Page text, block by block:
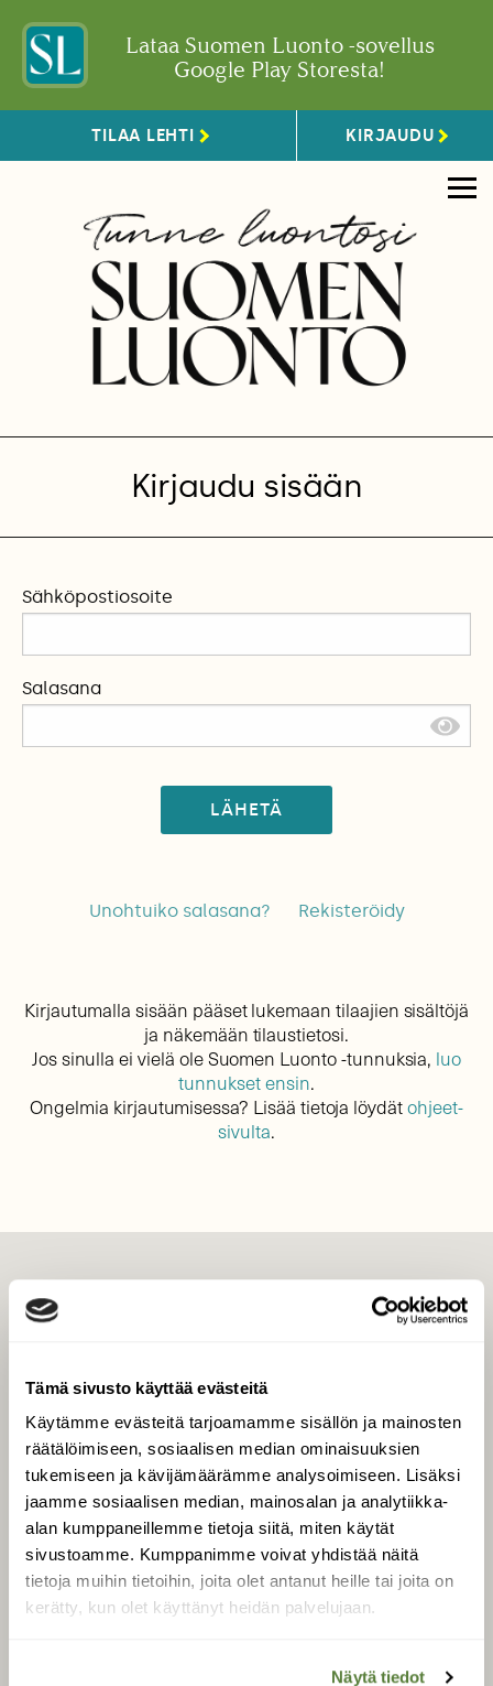
Tämä sivusto käyttää evästeitä
Käytämme evästeitä tarjoamamme sisällön ja mainosten
räätälöimiseen, sosiaalisen median ominaisuuksien
tukemiseen ja kävijämäärämme analysoimiseen. Lisäksi
jaamme sosiaalisen median, mainosalan ja analytiikka-
alan kumppaneillemme tietoja siitä, miten käytät
sivustoamme. Kumppanimme voivat yhdistää näitä
tietoja muihin tietoihin, joita olet antanut heille tai joita on
kerätty, kun olet käyttänyt heidän palvelujaan.
Näytä tiedot
Lataa Suomen Luonto -sovellus
Google Play Storesta!
TILAA LEHTI KIRJAUDU
Kirjaudu sisään
Sähköpostiosoite
Salasana
LÄHETÄ
Unohtuiko salasana? Rekisteröidy
Kirjautumalla sisään pääset lukemaan tilaajien sisältöjä
ja näkemään tilaustietosi.
Jos sinulla ei vielä ole Suomen Luonto -tunnuksia, luo
tunnukset ensin.
Ongelmia kirjautumisessa? Lisää tietoja löydätohjeet-
sivulta.
Tilaa digilukuoikeus
Äänestä parasta juttua
Tilaa uutiskirje
SUOMEN LUONNON­
SUOJELU­LIITTO
Suomen Luonto -lehden
luonnonsuojelu­liitto.